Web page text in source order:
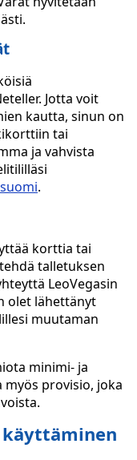
Jotta voit
kautta, sinun on
tai
ja vahvista
.
korttia tai
talletuksen
LeoVegasin
olet lähettänyt
muutaman
minimi- ja
provisio, joka